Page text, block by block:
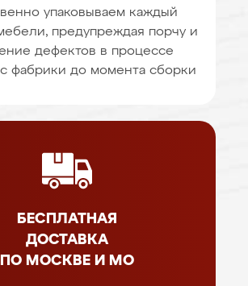
упаковываем каждый
предупреждая порчу и
дефектов в процессе
фабрики до момента сборки
БЕСПЛАТНАЯ
ДОСТАВКА
ПО МОСКВЕ И МО